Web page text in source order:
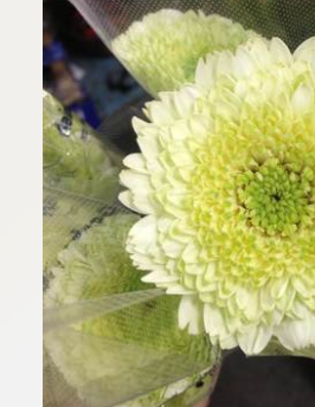
flore21
official instagram
Tokyo
shokubutsu zufu